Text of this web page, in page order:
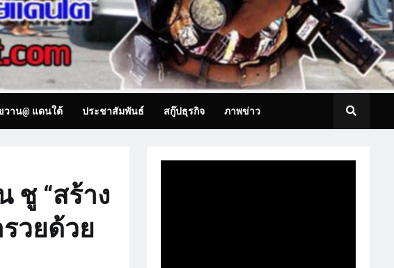
าน@ แดนใต้ ประชาสัมพันธ์ สกู๊ปธุรกิจ ภาพข่าว
ชู “สร้าง
วยด้วย